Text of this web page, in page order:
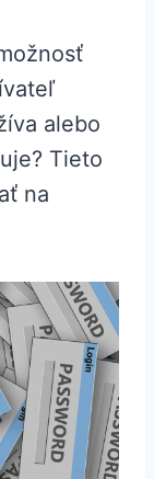
alebo
Tieto
na